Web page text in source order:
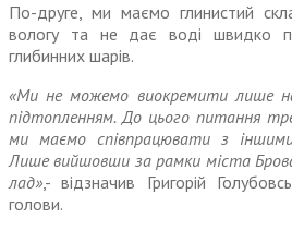
По-друге, ми маємо глинистий
вологу та не дає воді швидко
глибинних шарів.
«Ми не можемо виокремити лише
підтопленням. До цього питання
ми маємо співпрацювати з
Лише вийшовши за рамки міста
лад»,- відзначив Григорій
голови.